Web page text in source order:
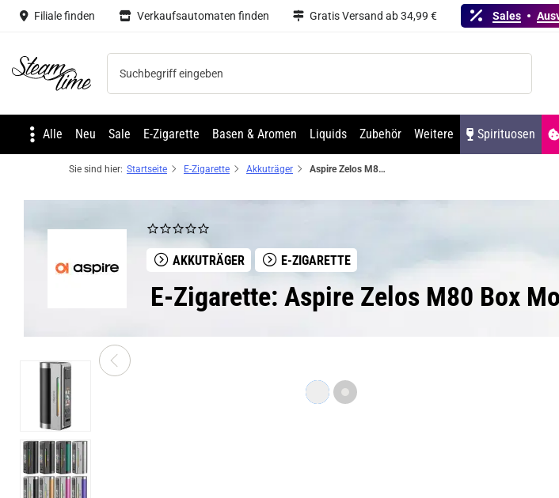
Filiale finden Verkaufsautomaten finden Gratis Versand ab 34,99 € Sales
Steam time
Alle Neu Sale E-Zigarette Basen & Aromen Liquids Zubehör Weitere Spirituosen
Sie sind hier: Startseite E-Zigarette Akkuträger Aspire Zelos M80 Box Mod Schwarz-Silber
AKKUTRÄGER E-ZIGARETTE
E-Zigarette: Aspire Zelos M80 Box